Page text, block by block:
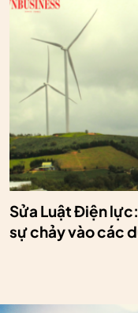
Sửa Luật Điện
sự chảy vào các